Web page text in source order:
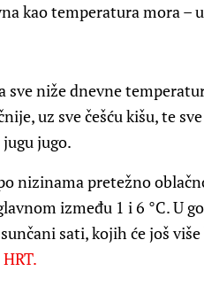
kao temperatura mora –
sve niže dnevne
uz sve češću kišu, te
jugo.
nizinama pretežno
između 1 i 6 °C. U
sati, kojih će još
HRT.